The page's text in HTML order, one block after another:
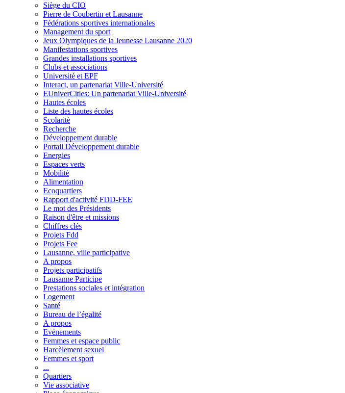
Siège du CIO
Pierre de Coubertin et Lausanne
Fédérations sportives internationales
Management du sport
Jeux Olympiques de la Jeunesse Lausanne 2020
Manifestations sportives
Grandes installations sportives
Clubs et associations
Université et EPF
Interact, un partenariat Ville-Université
EUniverCities: Un partenariat Ville-Université
Hautes écoles
Liste des hautes écoles
Scolarité
Recherche
Développement durable
Portail Développement durable
Energies
Espaces verts
Mobilité
Alimentation
Ecoquartiers
Rapport d'activité FDD-FEE
Le mot des Présidents
Raison d'être et missions
Chiffres clés
Projets Fdd
Projets Fee
Lausanne, ville participative
A propos
Projets participatifs
Lausanne Participe
Prestations sociales et intégration
Logement
Santé
Bureau de l’égalité
A propos
Evénements
Femmes et espace public
Harcèlement sexuel
Femmes et sport
...
Quartiers
Vie associative